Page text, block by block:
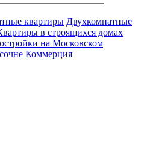
квартиры Двухкомнатные
в строящихся домах
на Московском
Коммерция